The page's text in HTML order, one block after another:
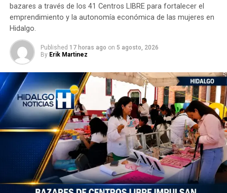
bazares a través de los 41 Centros LIBRE para fortalecer el
emprendimiento y la autonomía económica de las mujeres en
Hidalgo.
Published 17 horas ago on 5 agosto, 2026
By Erik Martinez